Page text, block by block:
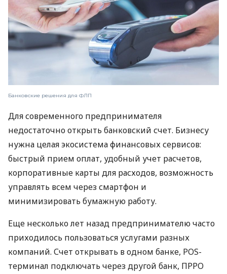
Банковские решения для ФЛП
Для современного предпринимателя
недостаточно открыть банковский счет. Бизнесу
нужна целая экосистема финансовых сервисов:
быстрый прием оплат, удобный учет расчетов,
корпоративные карты для расходов, возможность
управлять всем через смартфон и
минимизировать бумажную работу.
Еще несколько лет назад предпринимателю часто
приходилось пользоваться услугами разных
компаний. Счет открывать в одном банке, POS-
терминал подключать через другой банк, ПРРО